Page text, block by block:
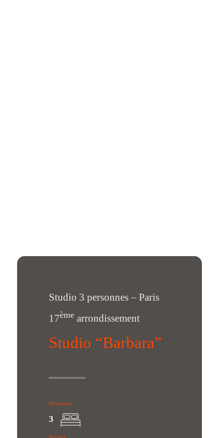
Studio 3 personnes – Paris
17ème arrondissement
Studio “Barbara”
Personnes
3
Surface